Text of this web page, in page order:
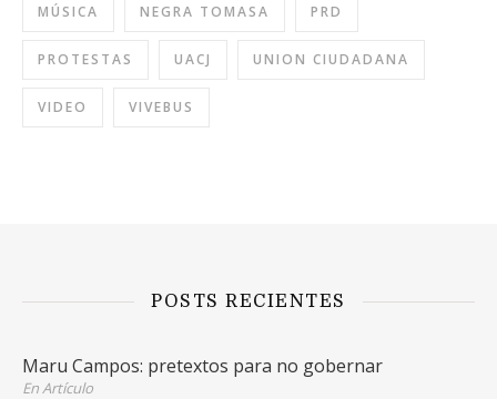
MÚSICA NEGRA TOMASA PRD
PROTESTAS UACJ UNION CIUDADANA
VIDEO VIVEBUS
POSTS RECIENTES
Maru Campos: pretextos para no gobernar
En Artículo